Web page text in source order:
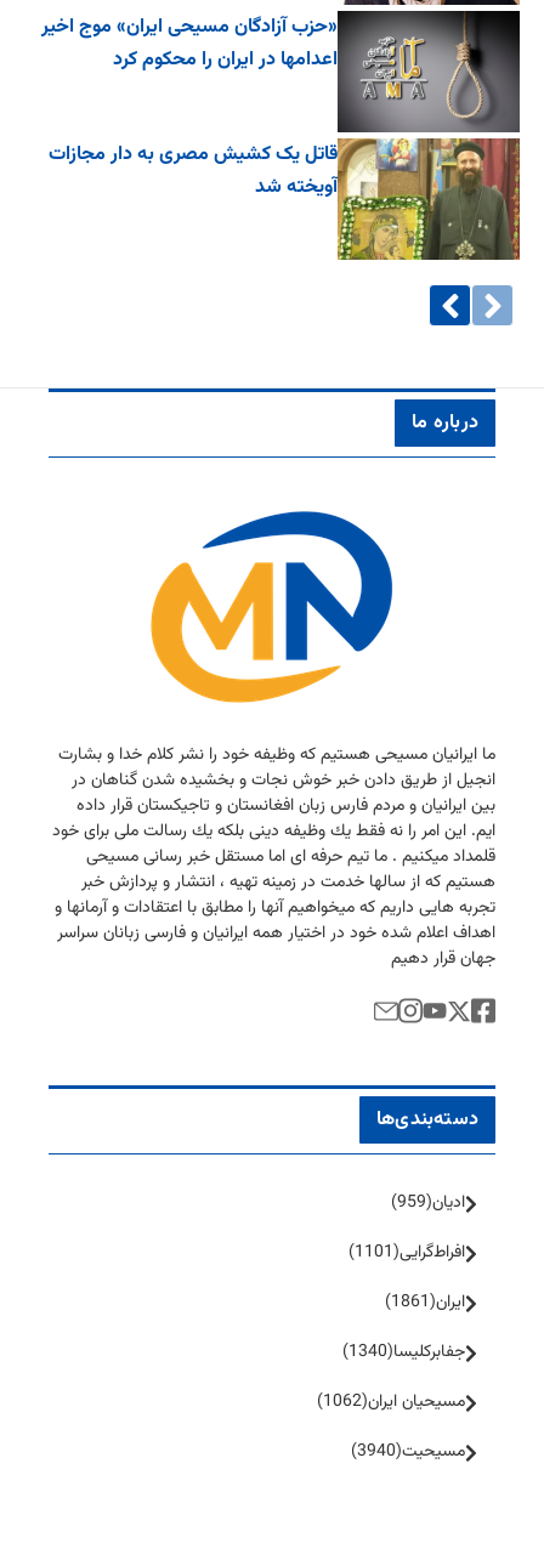
«حزب آزادگان مسیحی ایران» موج اخیر
اعدامها در ایران را محکوم کرد
قاتل یک کشیش مصری به دار مجازات
آویخته شد
درباره ما
ما ایرانیان مسیحی هستیم كه وظیفه خود را نشر كلام خدا و بشارت
انجیل از طریق دادن خبر خوش نجات و بخشیده شدن گناهان در
بین ایرانیان و مردم فارس زبان افغانستان و تاجیكستان قرار داده
ایم. این امر را نه فقط یك وظیفه دینی بلكه یك رسالت ملی برای خود
قلمداد میكنیم . ما تیم حرفه ای اما مستقل خبر رسانی مسیحی
هستیم كه از سالها خدمت در زمینه تهیه ، انتشار و پردازش خبر
تجربه هایی داریم كه میخواهیم آنها را مطابق با اعتقادات و آرمانها و
اهداف اعلام شده خود در اختیار همه ایرانیان و فارسی زبانان سراسر
جهان قرار دهیم
دسته‌بندی‌ها
ادیان(959)
افراط‌گرایی(1101)
ایران(1861)
جفا‌بر‌کلیسا(1340)
مسیحیان ایران(1062)
مسیحیت(3940)